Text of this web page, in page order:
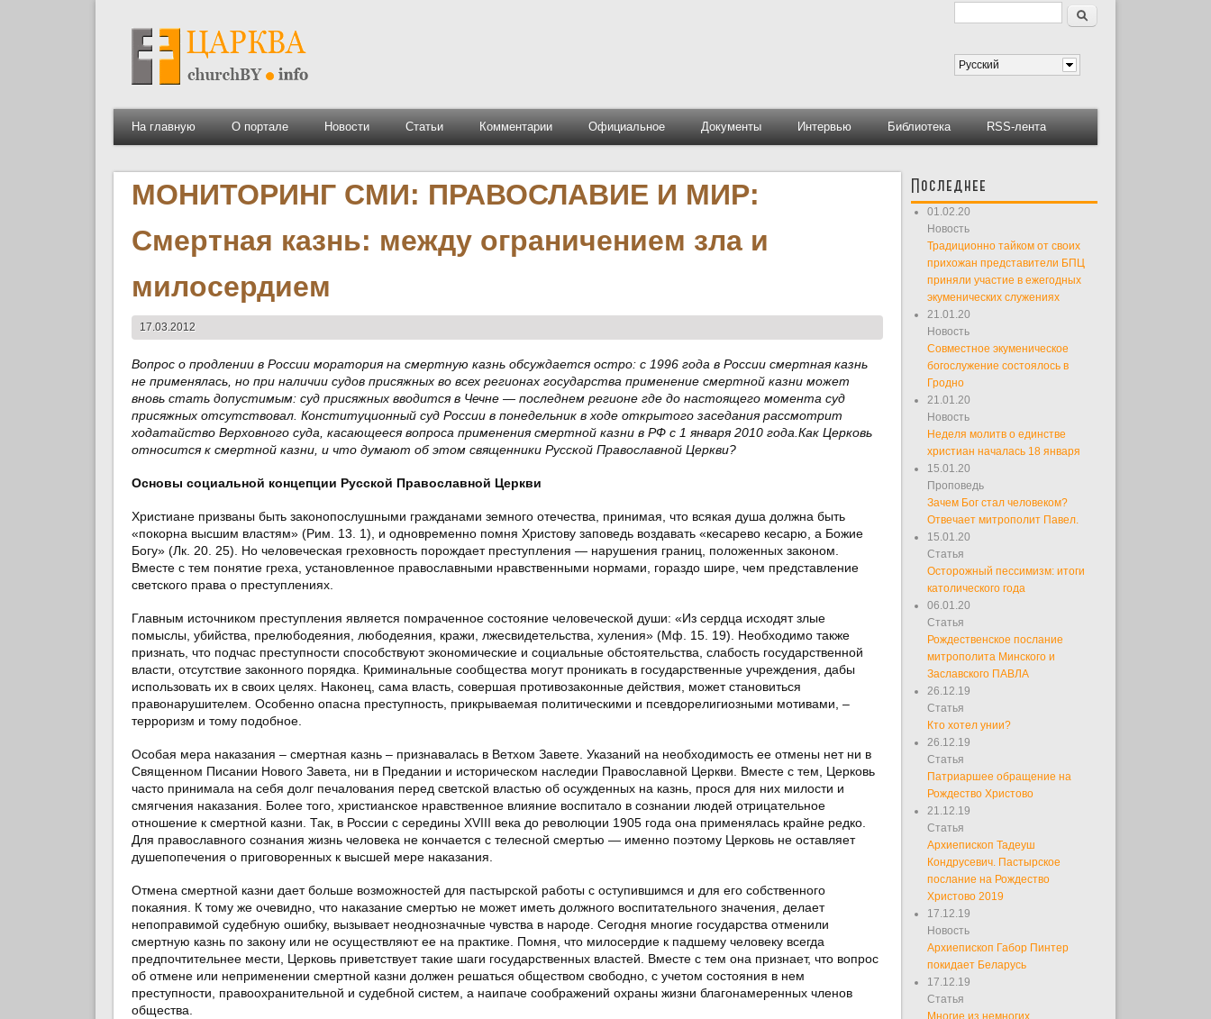
Форма поиска
Поиск
Русский
На главную О портале Новости Статьи Комментарии Официальное Документы Интервью Библиотека RSS-лента
МОНИТОРИНГ СМИ: ПРАВОСЛАВИЕ И МИР:
Смертная казнь: между ограничением зла и
милосердием
17.03.2012
Вопрос о продлении в России моратория на смертную казнь обсуждается остро: с 1996 года в России смертная казнь
не применялась, но при наличии судов присяжных во всех регионах государства применение смертной казни может
вновь стать допустимым: суд присяжных вводится в Чечне — последнем регионе где до настоящего момента суд
присяжных отсутствовал. Конституционный суд России в понедельник в ходе открытого заседания рассмотрит
ходатайство Верховного суда, касающееся вопроса применения смертной казни в РФ с 1 января 2010 года.Как Церковь
относится к смертной казни, и что думают об этом священники Русской Православной Церкви?
Основы социальной концепции Русской Православной Церкви
Христиане призваны быть законопослушными гражданами земного отечества, принимая, что всякая душа должна быть
«покорна высшим властям» (Рим. 13. 1), и одновременно помня Христову заповедь воздавать «кесарево кесарю, а Божие
Богу» (Лк. 20. 25). Но человеческая греховность порождает преступления — нарушения границ, положенных законом.
Вместе с тем понятие греха, установленное православными нравственными нормами, гораздо шире, чем представление
светского права о преступлениях.
Главным источником преступления является помраченное состояние человеческой души: «Из сердца исходят злые
помыслы, убийства, прелюбодеяния, любодеяния, кражи, лжесвидетельства, хуления» (Мф. 15. 19). Необходимо также
признать, что подчас преступности способствуют экономические и социальные обстоятельства, слабость государственной
власти, отсутствие законного порядка. Криминальные сообщества могут проникать в государственные учреждения, дабы
использовать их в своих целях. Наконец, сама власть, совершая противозаконные действия, может становиться
правонарушителем. Особенно опасна преступность, прикрываемая политическими и псевдорелигиозными мотивами, –
терроризм и тому подобное.
Особая мера наказания – смертная казнь – признавалась в Ветхом Завете. Указаний на необходимость ее отмены нет ни в
Священном Писании Нового Завета, ни в Предании и историческом наследии Православной Церкви. Вместе с тем, Церковь
часто принимала на себя долг печалования перед светской властью об осужденных на казнь, прося для них милости и
смягчения наказания. Более того, христианское нравственное влияние воспитало в сознании людей отрицательное
отношение к смертной казни. Так, в России с середины XVIII века до революции 1905 года она применялась крайне редко.
Для православного сознания жизнь человека не кончается с телесной смертью — именно поэтому Церковь не оставляет
душепопечения о приговоренных к высшей мере наказания.
Отмена смертной казни дает больше возможностей для пастырской работы с оступившимся и для его собственного
покаяния. К тому же очевидно, что наказание смертью не может иметь должного воспитательного значения, делает
непоправимой судебную ошибку, вызывает неоднозначные чувства в народе. Сегодня многие государства отменили
смертную казнь по закону или не осуществляют ее на практике. Помня, что милосердие к падшему человеку всегда
предпочтительнее мести, Церковь приветствует такие шаги государственных властей. Вместе с тем она признает, что вопрос
об отмене или неприменении смертной казни должен решаться обществом свободно, с учетом состояния в нем
преступности, правоохранительной и судебной систем, а наипаче соображений охраны жизни благонамеренных членов
общества.
Последнее
01.02.20
Новость
Традиционно тайком от своих
прихожан представители БПЦ
приняли участие в ежегодных
экуменических служениях
21.01.20
Новость
Совместное экуменическое
богослужение состоялось в
Гродно
21.01.20
Новость
Неделя молитв о единстве
христиан началась 18 января
15.01.20
Проповедь
Зачем Бог стал человеком?
Отвечает митрополит Павел.
15.01.20
Статья
Осторожный пессимизм: итоги
католического года
06.01.20
Статья
Рождественское послание
митрополита Минского и
Заславского ПАВЛА
26.12.19
Статья
Кто хотел унии?
26.12.19
Статья
Патриаршее обращение на
Рождество Христово
21.12.19
Статья
Архиепископ Тадеуш
Кондрусевич. Пастырское
послание на Рождество
Христово 2019
17.12.19
Новость
Архиепископ Габор Пинтер
покидает Беларусь
17.12.19
Статья
Многие из немногих